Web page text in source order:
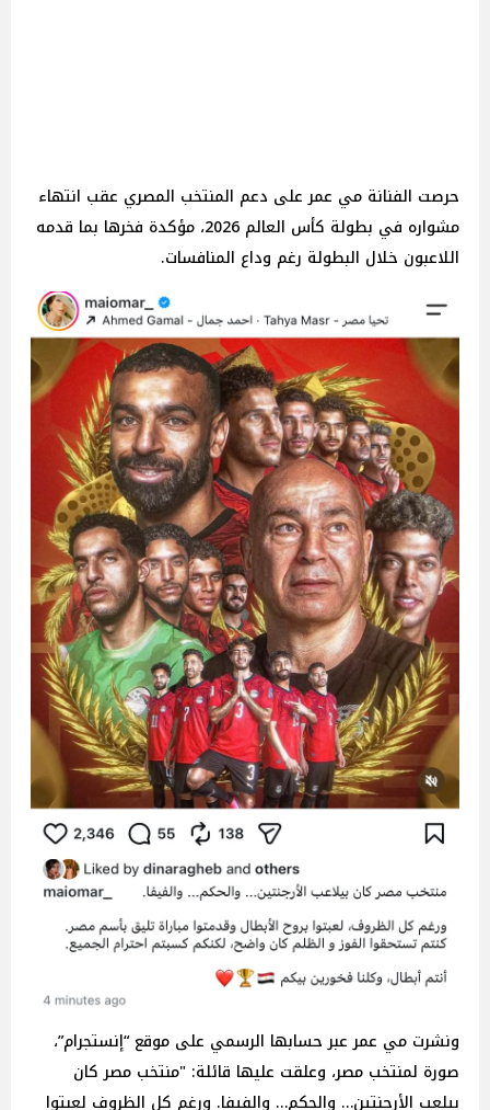
حرصت الفنانة مي عمر على دعم المنتخب المصري عقب انتهاء
مشواره في بطولة كأس العالم 2026، مؤكدة فخرها بما قدمه
اللاعبون خلال البطولة رغم وداع المنافسات.
ونشرت مي عمر عبر حسابها الرسمي على موقع “إنستجرام”،
صورة لمنتخب مصر، وعلقت عليها قائلة: "منتخب مصر كان
بيلعب الأرجنتين… والحكم… والفيفا. ورغم كل الظروف لعبتوا